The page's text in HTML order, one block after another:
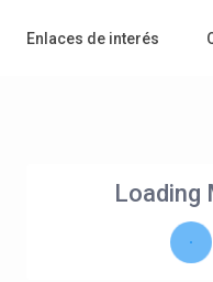
Enlaces de interés
Loading